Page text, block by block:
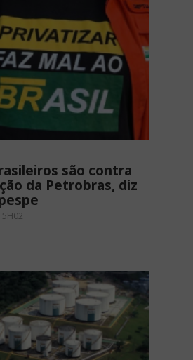
são contra
da Petrobras, diz